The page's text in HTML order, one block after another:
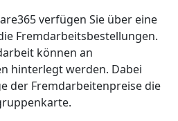
verfügen Sie über eine
Fremdarbeitsbestellungen.
können an
hinterlegt werden. Dabei
der Fremdarbeitenpreise die